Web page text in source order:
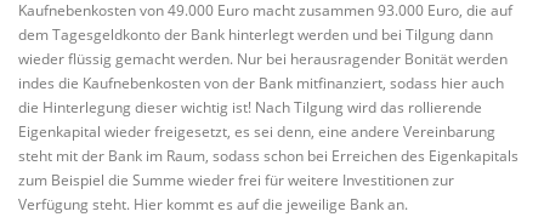
Kaufnebenkosten von 49.000 Euro macht zusammen 93.000 Euro, die auf
dem Tagesgeldkonto der Bank hinterlegt werden und bei Tilgung dann
wieder flüssig gemacht werden. Nur bei herausragender Bonität werden
indes die Kaufnebenkosten von der Bank mitfinanziert, sodass hier auch
die Hinterlegung dieser wichtig ist! Nach Tilgung wird das rollierende
Eigenkapital wieder freigesetzt, es sei denn, eine andere Vereinbarung
steht mit der Bank im Raum, sodass schon bei Erreichen des Eigenkapitals
zum Beispiel die Summe wieder frei für weitere Investitionen zur
Verfügung steht. Hier kommt es auf die jeweilige Bank an.